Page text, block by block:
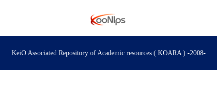
KeiO Associated Repository of Academic resources ( KOARA ) -2008-